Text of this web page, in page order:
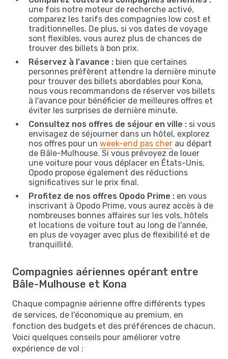
une fois notre moteur de recherche activé,
comparez les tarifs des compagnies low cost et
traditionnelles. De plus, si vos dates de voyage
sont flexibles, vous aurez plus de chances de
trouver des billets à bon prix.
Réservez à l'avance : bien que certaines
personnes préfèrent attendre la dernière minute
pour trouver des billets abordables pour Kona,
nous vous recommandons de réserver vos billets
à l'avance pour bénéficier de meilleures offres et
éviter les surprises de dernière minute.
Consultez nos offres de séjour en ville : si vous
envisagez de séjourner dans un hôtel, explorez
nos offres pour un week-end pas cher au départ
de Bâle-Mulhouse. Si vous prévoyez de louer
une voiture pour vous déplacer en États-Unis,
Opodo propose également des réductions
significatives sur le prix final.
Profitez de nos offres Opodo Prime : en vous
inscrivant à Opodo Prime, vous aurez accès à de
nombreuses bonnes affaires sur les vols, hôtels
et locations de voiture tout au long de l'année,
en plus de voyager avec plus de flexibilité et de
tranquillité.
Compagnies aériennes opérant entre
Bâle-Mulhouse et Kona
Chaque compagnie aérienne offre différents types
de services, de l'économique au premium, en
fonction des budgets et des préférences de chacun.
Voici quelques conseils pour améliorer votre
expérience de vol :